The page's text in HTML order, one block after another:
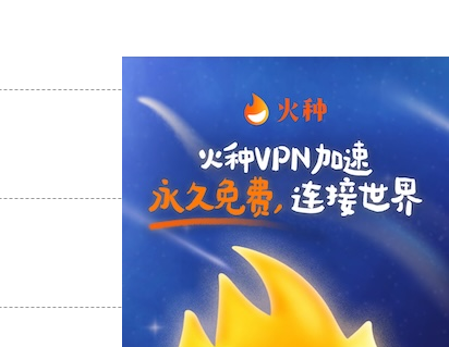
支持 [0] 反对 [0]
支持